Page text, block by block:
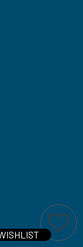
Aggiungi a